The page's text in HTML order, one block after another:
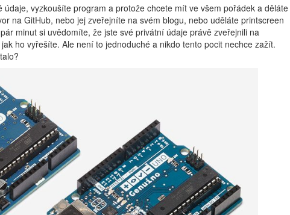
vyzkoušíte program a protože chcete mít ve všem pořádek a děláte
na GitHub, nebo jej zveřejníte na svém blogu, nebo uděláte printscreen
minut si uvědomíte, že jste své privátní údaje právě zveřejnili na
ho vyřešíte. Ale není to jednoduché a nikdo tento pocit nechce zažít.